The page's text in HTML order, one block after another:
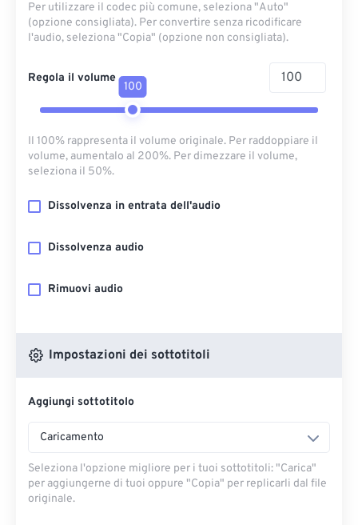
Per utilizzare il codec più comune, seleziona "Auto"
(opzione consigliata). Per convertire senza ricodificare
l'audio, seleziona "Copia" (opzione non consigliata).
Regola il volume
100
Il 100% rappresenta il volume originale. Per raddoppiare il
volume, aumentalo al 200%. Per dimezzare il volume,
seleziona il 50%.
Dissolvenza in entrata dell'audio
Dissolvenza audio
Rimuovi audio
Impostazioni dei sottotitoli
Aggiungi sottotitolo
Caricamento
Seleziona l'opzione migliore per i tuoi sottotitoli: "Carica" ​​
per aggiungerne di tuoi oppure "Copia" per replicarli dal file
originale.